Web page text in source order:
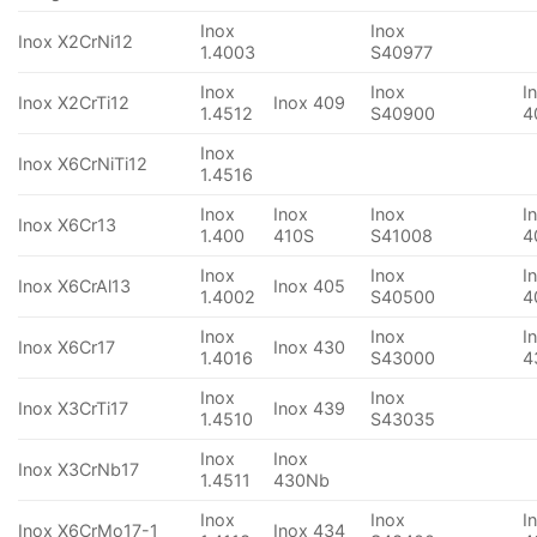
Inox X2CrNi12
Inox
1.4003
Inox
S40977
Inox X2CrTi12
Inox
1.4512
Inox 409
Inox
S40900
Inox X6CrNiTi12
Inox
1.4516
Inox X6Cr13
Inox
1.400
Inox
410S
Inox
S41008
Inox X6CrAl13
Inox
1.4002
Inox 405
Inox
S40500
Inox X6Cr17
Inox
1.4016
Inox 430
Inox
S43000
Inox X3CrTi17
Inox
1.4510
Inox 439
Inox
S43035
Inox X3CrNb17
Inox
1.4511
Inox
430Nb
Inox X6CrMo17-1
Inox
Inox 434
Inox